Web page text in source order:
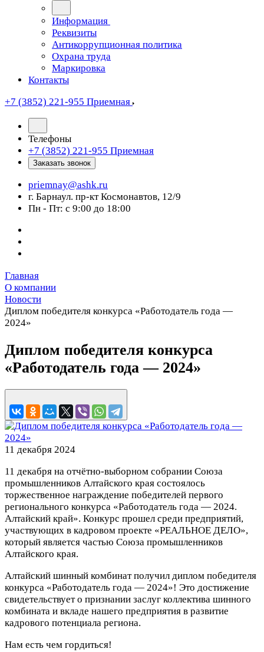
Информация
Реквизиты
Антикоррупционная политика
Охрана труда
Маркировка
Контакты
+7 (3852) 221-955 Приемная
Телефоны
+7 (3852) 221-955 Приемная
Заказать звонок
priemnay@ashk.ru
г. Барнаул. пр-кт Космонавтов, 12/9
Пн - Пт: с 9:00 до 18:00
Главная
О компании
Новости
Диплом победителя конкурса «Работодатель года —
2024»
Диплом победителя конкурса
«Работодатель года — 2024»
11 декабря 2024
11 декабря на отчётно-выборном собрании Союза
промышленников Алтайского края состоялось
торжественное награждение победителей первого
регионального конкурса «Работодатель года — 2024.
Алтайский край». Конкурс прошел среди предприятий,
участвующих в кадровом проекте «РЕАЛЬНОЕ ДЕЛО»,
который является частью Союза промышленников
Алтайского края.
Алтайский шинный комбинат получил диплом победителя
конкурса «Работодатель года — 2024»! Это достижение
свидетельствует о признании заслуг коллектива шинного
комбината и вкладе нашего предприятия в развитие
кадрового потенциала региона.
Нам есть чем гордиться!